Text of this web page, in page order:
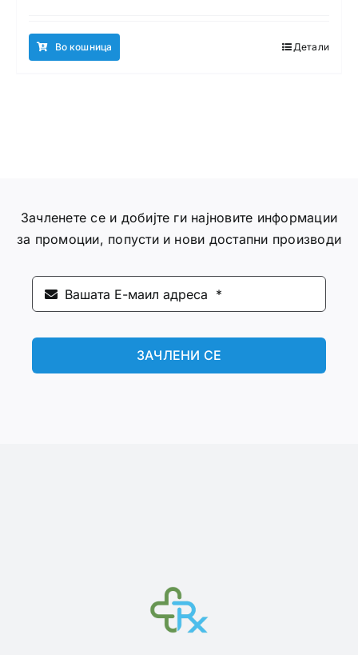
Во кошница Детали
Зачленете се и добијте ги најновите информации
за промоции, попусти и нови достапни производи
ЗАЧЛЕНИ СЕ